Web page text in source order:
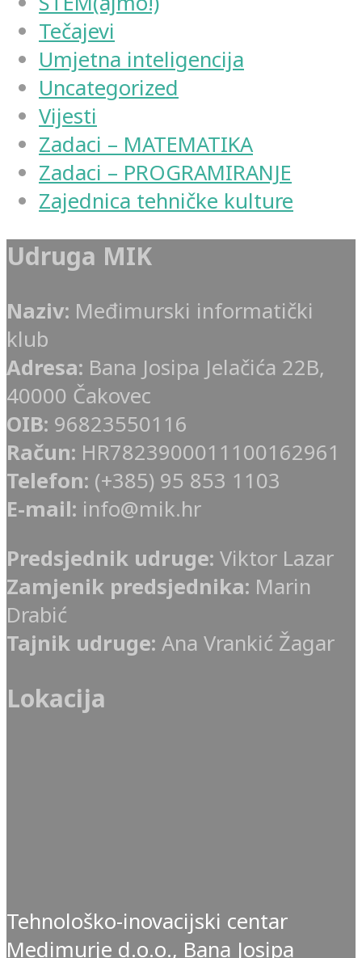
Tečajevi
Umjetna inteligencija
Uncategorized
Vijesti
Zadaci – MATEMATIKA
Zadaci – PROGRAMIRANJE
Zajednica tehničke kulture
Udruga MIK
Naziv: Međimurski informatički
klub
Adresa: Bana Josipa Jelačića 22B,
40000 Čakovec
OIB: 96823550116
Račun: HR7823900011100162961
Telefon: (+385) 95 853 1103
E-mail: info@mik.hr
Predsjednik udruge: Viktor Lazar
Zamjenik predsjednika: Marin
Drabić
Tajnik udruge: Ana Vrankić Žagar
Lokacija
Tehnološko-inovacijski centar
Medimurje d.o.o., Bana Josipa